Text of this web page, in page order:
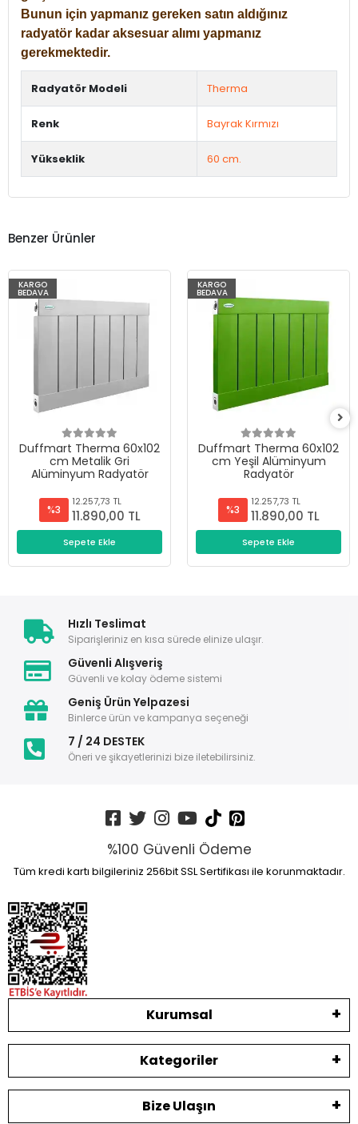
Bunun için yapmanız gereken satın aldığınız
radyatör kadar aksesuar alımı yapmanız
gerekmektedir.
Radyatör Modeli Therma
Renk Bayrak Kırmızı
Yükseklik 60 cm.
Benzer Ürünler
KARGO
BEDAVA
Duffmart Therma 60x102
cm Metalik Gri
Alüminyum Radyatör
%3
12.257,73 TL
11.890,00 TL
Sepete Ekle
KARGO
BEDAVA
Duffmart Therma 60x102
cm Yeşil Alüminyum
Radyatör
%3
12.257,73 TL
11.890,00 TL
Sepete Ekle
Hızlı Teslimat
Siparişleriniz en kısa sürede elinize ulaşır.
Güvenli Alışveriş
Güvenli ve kolay ödeme sistemi
Geniş Ürün Yelpazesi
Binlerce ürün ve kampanya seçeneği
7 / 24 DESTEK
Öneri ve şikayetlerinizi bize iletebilirsiniz.
%100 Güvenli Ödeme
Tüm kredi kartı bilgileriniz 256bit SSL Sertifikası ile korunmaktadır.
Kurumsal
Kategoriler
Bize Ulaşın